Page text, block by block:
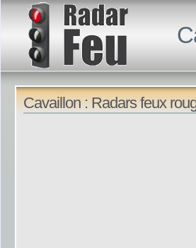
Cavaillon : Radars feux